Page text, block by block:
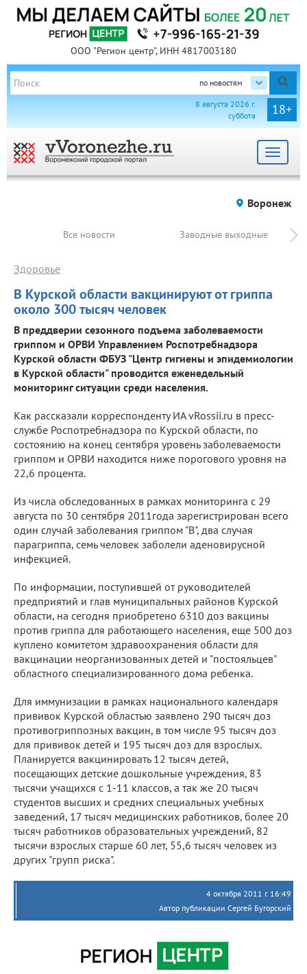
ООО "Регион центр", ИНН 4817003180
по новостям
18+
8 августа 2026 г.
суббота
Toggle
Воронеж
Все новости Заводные выходные
В Курской области вакцинируют от гриппа
около 300 тысяч человек
Здоровье
В преддверии сезонного подъема заболеваемости
гриппом и ОРВИ Управлением Роспотребнадзора
Курской области ФБУЗ "Центр гигиены и эпидемиологии
в Курской области" проводится еженедельный
мониторинг ситуации среди населения.
Как рассказали корреспонденту ИА vRossii.ru в пресс-
службе Роспотребнадзора по Курской области, по
состоянию на конец сентября уровень заболеваемости
гриппом и ОРВИ находится ниже порогового уровня на
22,6 процента.
Из числа обследованных в рамках мониторинга с 29
августа по 30 сентября 2011года зарегистрирован всего
один случай заболевания гриппом "В", два случая
парагриппа, семь человек заболели аденовирусной
инфекцией.
По информации, поступившей от руководителей
предприятий и глав муниципальных районов Курской
области, на сегодня приобретено 6310 доз вакцины
против гриппа для работающего населения, еще 500 доз
куплено комитетом здравоохранения области для
вакцинации неорганизованных детей и "постояльцев"
областного специализированного дома ребенка.
Для иммунизации в рамках национального календаря
прививок Курской областью заявлено 290 тысяч доз
противогриппозных вакцин, в том числе 95 тысяч доз
для прививок детей и 195 тысяч доз для взрослых.
Планируется вакцинировать 12 тысяч детей,
посещающих детские дошкольные учреждения, 83
тысячи учащихся с 1-11 классов, а так же 20 тысяч
студентов высших и средних специальных учебных
заведений, 17 тысяч медицинских работников, более 20
тысяч работников образовательных учреждений, 82
тысячи взрослых старше 60 лет, 55,6 тысяч человек из
других "групп риска".
4 октября 2011 г. 16:49
Автор публикации Сергей Бугорский